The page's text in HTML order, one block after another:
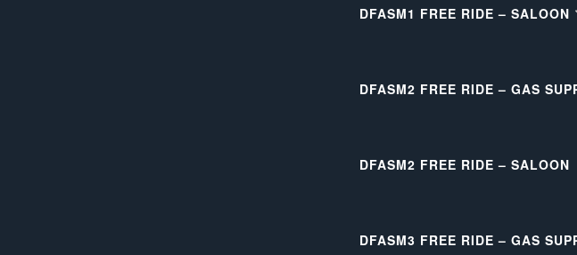
DFASM1 FREE RIDE – SALOON
DFASM2 FREE RIDE – GAS
DFASM2 FREE RIDE – SALOON
DFASM3 FREE RIDE – GAS